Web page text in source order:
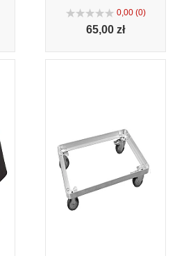
0,00 (0)
65,00 zł